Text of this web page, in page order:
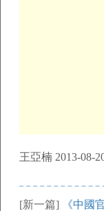
王亞楠 2013-08-
[新一篇]
《中國